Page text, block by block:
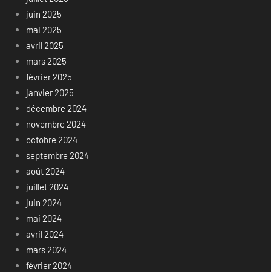
juin 2025
mai 2025
avril 2025
mars 2025
février 2025
janvier 2025
décembre 2024
novembre 2024
octobre 2024
septembre 2024
août 2024
juillet 2024
juin 2024
mai 2024
avril 2024
mars 2024
février 2024